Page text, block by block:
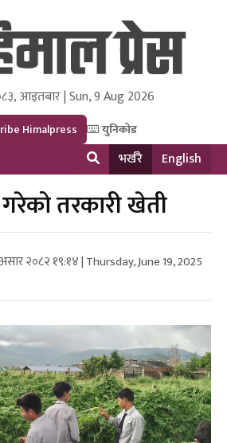
and Research Pvt Ltd.
आइतबार | Sun, 9 Aug 2026
Himalpress युनिकोड
भर्खरै English
गरेको तरकारी खेती
२०८२ १९:१४ | Thursday, June 19, 2025